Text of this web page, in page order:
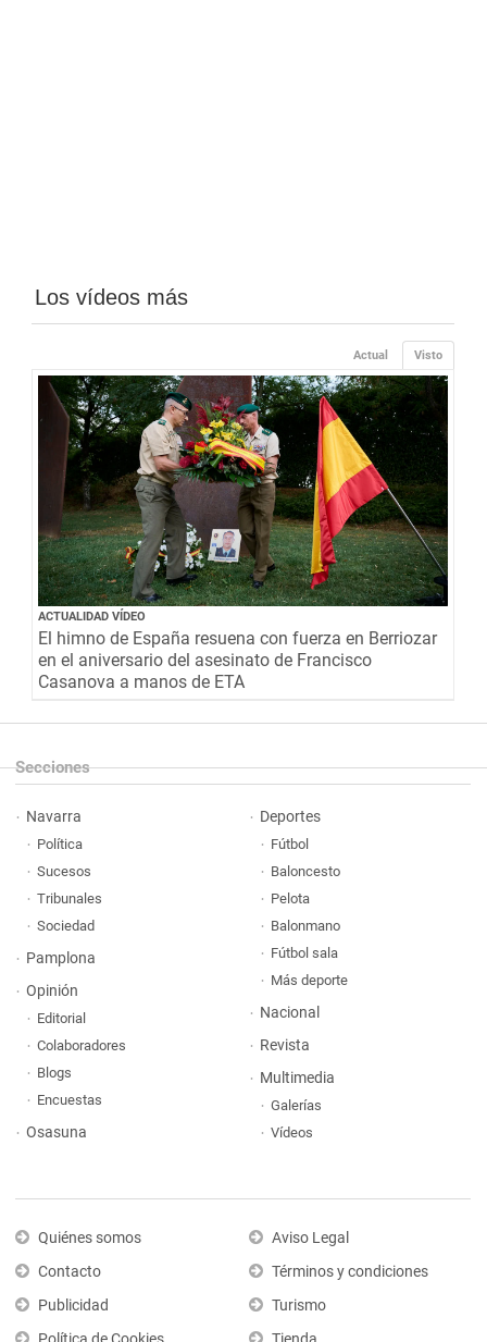
Los vídeos más
Visto
Actual
ACTUALIDAD VÍDEO
El himno de España resuena con fuerza en Berriozar
en el aniversario del asesinato de Francisco
Casanova a manos de ETA
Secciones
Navarra
Política
Sucesos
Tribunales
Sociedad
Pamplona
Opinión
Editorial
Colaboradores
Blogs
Encuestas
Osasuna
Deportes
Fútbol
Baloncesto
Pelota
Balonmano
Fútbol sala
Más deporte
Nacional
Revista
Multimedia
Galerías
Vídeos
Quiénes somos
Contacto
Publicidad
Aviso Legal
Términos y condiciones
Turismo